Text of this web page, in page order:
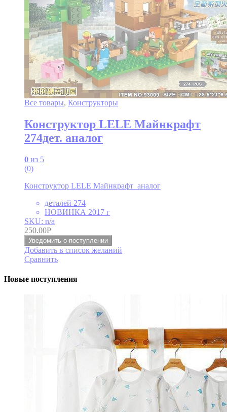
Все товары, Конструкторы
Конструктор LELE Майнкрафт
274дет. аналог
0 из 5
(0)
Конструктор LELE Майнкрафт аналог
деталей 274
НОВИНКА 2017 г
SKU: n/a
250.00Р
Уведомить о поступлении
Добавить в список желаний
Сравнить
Новые поступления